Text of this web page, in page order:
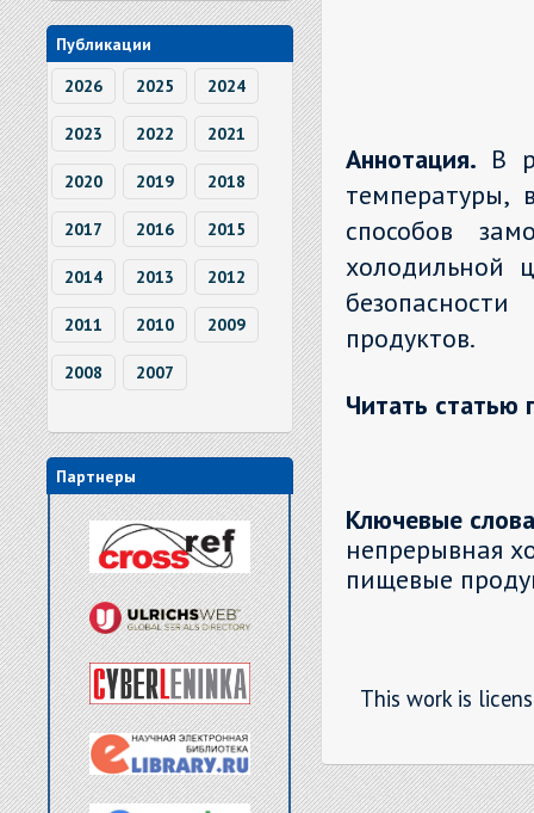
Публикации
2026
2025 2024
2023 2022 2021
2020 2019 2018
2017 2016 2015
2014 2013 2012
2011 2010 2009
2008 2007
Партнеры
Аннотация. В
температуры,
способов
холодильной
продуктов.
Читать статью
Ключевые
непрерывная
пищевые
This work is